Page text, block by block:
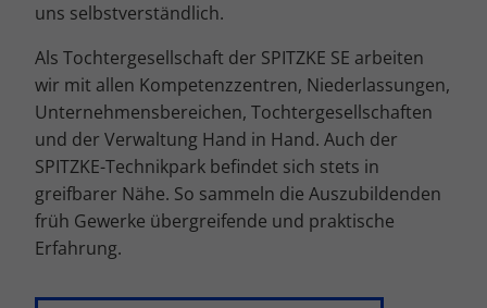
uns selbstverständlich.
Als Tochtergesellschaft der SPITZKE SE arbeiten
wir mit allen Kompetenzzentren, Niederlassungen,
Unternehmensbereichen, Tochtergesellschaften
und der Verwaltung Hand in Hand. Auch der
SPITZKE-Technikpark befindet sich stets in
greifbarer Nähe. So sammeln die Auszubildenden
früh Gewerke übergreifende und praktische
Erfahrung.